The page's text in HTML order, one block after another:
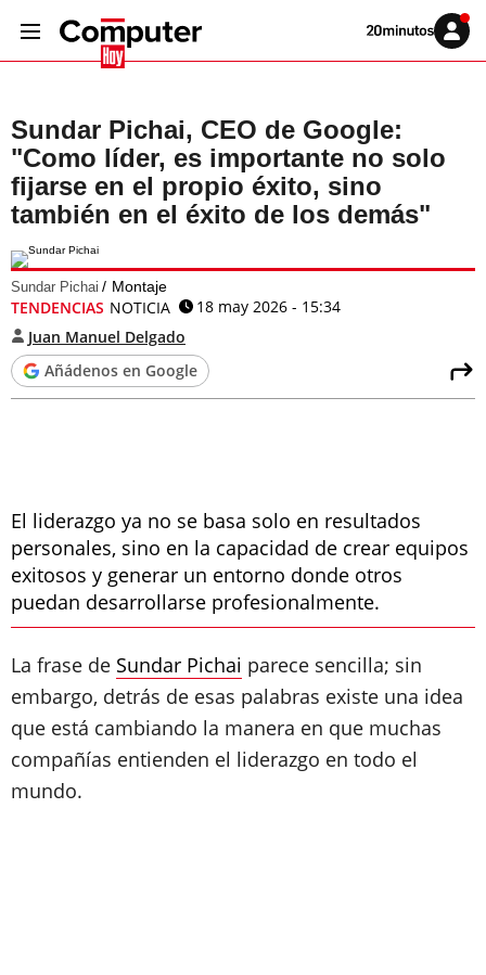
Volver
Iniciar
sesión
Sundar Pichai, CEO de Google:
"Como líder, es importante no solo
fijarse en el propio éxito, sino
también en el éxito de los demás"
Sundar Pichai Montaje
TENDENCIAS NOTICIA
18 may 2026 - 15:34
Juan Manuel Delgado
Añádenos en Google
El liderazgo ya no se basa solo en resultados
personales, sino en la capacidad de crear equipos
exitosos y generar un entorno donde otros
puedan desarrollarse profesionalmente.
La frase de Sundar Pichai parece sencilla; sin
embargo, detrás de esas palabras existe una idea
que está cambiando la manera en que muchas
compañías entienden el liderazgo en todo el
mundo.